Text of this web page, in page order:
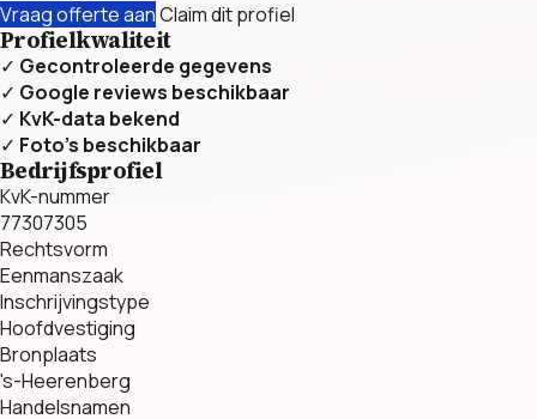
Vraag offerte aanClaim dit profiel
Profielkwaliteit
✓ Gecontroleerde gegevens
✓ Google reviews beschikbaar
✓ KvK-data bekend
✓ Foto’s beschikbaar
Bedrijfsprofiel
KvK-nummer
77307305
Rechtsvorm
Eenmanszaak
Inschrijvingstype
Hoofdvestiging
Bronplaats
's-Heerenberg
Handelsnamen